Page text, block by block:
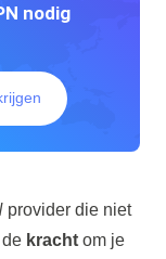
nodig
provider die niet
krachtom je